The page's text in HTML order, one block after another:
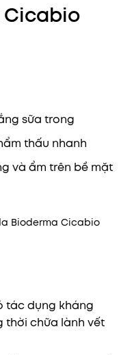
Cicabio
sữa trong
thấu nhanh
và ẩm trên bề mặt
tác dụng kháng
thời chữa lành vết